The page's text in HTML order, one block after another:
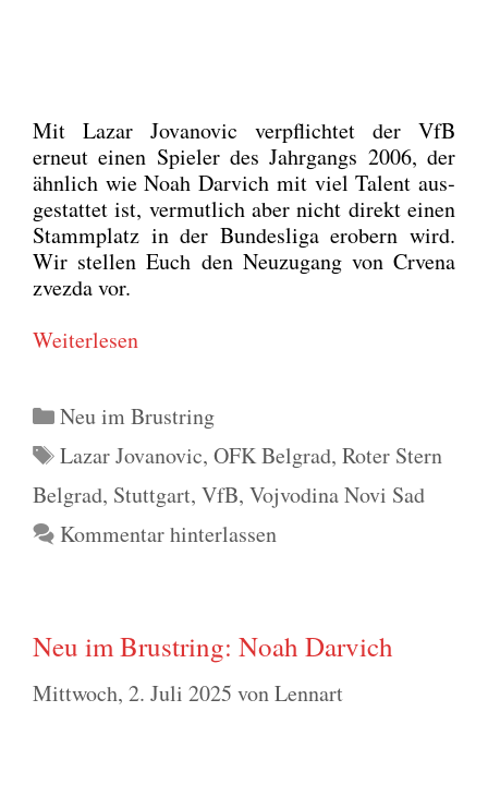
Mit Lazar Jova­no­vic ver­pflich­tet der VfB
erneut einen Spie­ler des Jahr­gangs 2006, der
ähn­lich wie Noah Dar­vich mit viel Talent aus­
ge­stat­tet ist, ver­mut­lich aber nicht direkt einen
Stamm­platz in der Bun­des­li­ga erobern wird.
Wir stel­len Euch den Neu­zu­gang von Crve­na
zvez­da vor.
Wei­ter­le­sen
Kategorien
Neu im Brustring
Schlagwörter
Lazar Jovanovic, OFK Belgrad, Roter Stern
Belgrad, Stuttgart, VfB, Vojvodina Novi Sad
Kommentar hinterlassen
Neu im Brustring: Noah Darvich
Mittwoch, 2. Juli 2025 vonLennart